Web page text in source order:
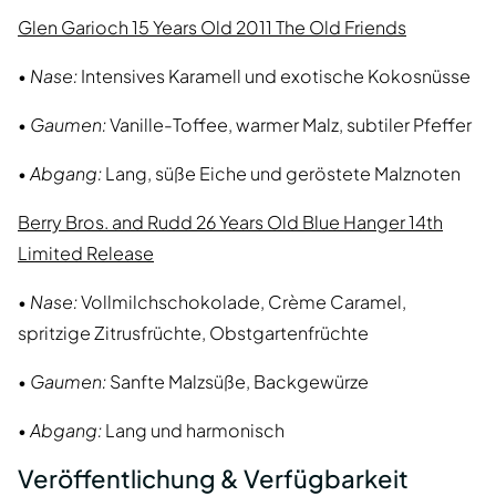
Glen Garioch 15 Years Old 2011 The Old Friends
• Nase:Intensives Karamell und exotische Kokosnüsse
• Gaumen:Vanille-Toffee, warmer Malz, subtiler Pfeffer
•Abgang:Lang, süße Eiche und geröstete Malznoten
Berry Bros. and Rudd 26 Years Old Blue Hanger 14th
Limited Release
• Nase:Vollmilchschokolade, Crème Caramel,
spritzige Zitrusfrüchte, Obstgartenfrüchte
• Gaumen:Sanfte Malzsüße, Backgewürze
•Abgang:Lang und harmonisch
Veröffentlichung & Verfügbarkeit